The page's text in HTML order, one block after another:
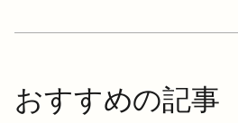
おすすめの記事